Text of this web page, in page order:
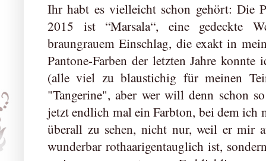
Ihr habt es vielleicht schon gehört: Die
2015 ist “Marsala“, eine gedeckte
braungrauem Einschlag, die exakt in
Pantone-Farben der letzten Jahre konnte
(alle viel zu blaustichig für meinen
"Tangerine", aber wer will denn schon
jetzt endlich mal ein Farbton, bei dem
überall zu sehen, nicht nur, weil er mir
wunderbar rothaarigentauglich ist,